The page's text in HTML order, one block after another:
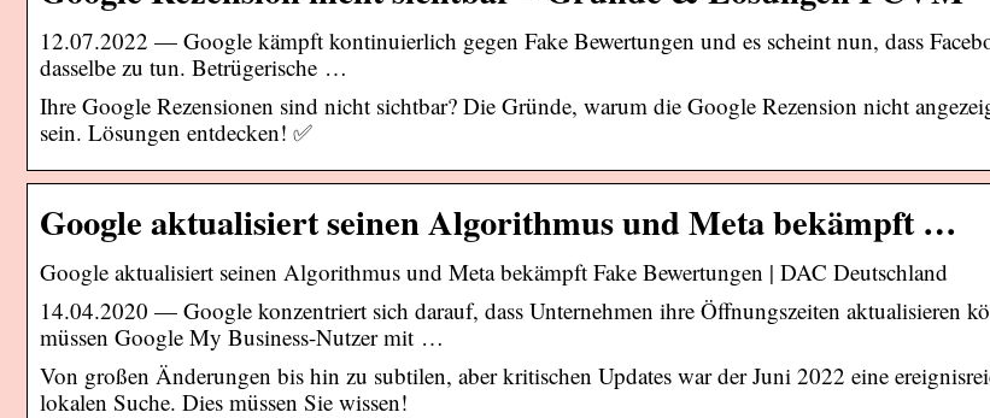
12.07.2022 — Google kämpft kontinuierlich gegen Fake Bewertungen und es scheint nun, dass
dasselbe zu tun. Betrügerische …
Ihre Google Rezensionen sind nicht sichtbar? Die Gründe, warum die Google Rezension nicht
sein. Lösungen entdecken! ✅
Google aktualisiert seinen Algorithmus und Meta bekämpft …
Google aktualisiert seinen Algorithmus und Meta bekämpft Fake Bewertungen | DAC Deutschland
14.04.2020 — Google konzentriert sich darauf, dass Unternehmen ihre Öffnungszeiten aktualisieren
müssen Google My Business-Nutzer mit …
Von großen Änderungen bis hin zu subtilen, aber kritischen Updates war der Juni 2022 eine
lokalen Suche. Dies müssen Sie wissen!